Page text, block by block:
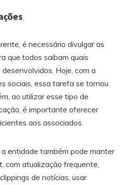
é necessário divulgar as
que todos saibam quais
Hoje, com a
sociais, essa tarefa se tornou
ao utilizar esse tipo de
é importante oferecer
aos associados.
entidade também pode manter
com atualização frequente,
de notícias, usar